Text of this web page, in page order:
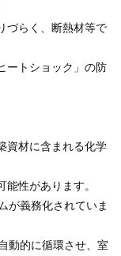
づらく、断熱材等で
ートショック」の防
資材に含まれる化学
性があります。
が義務化されていま
動的に循環させ、室